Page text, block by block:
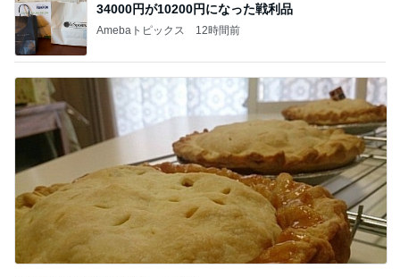
34000円が10200円になった戦利品
Amebaトピックス 12時間前